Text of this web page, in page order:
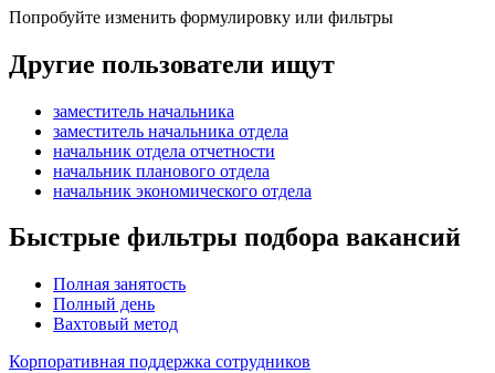
Попробуйте изменить формулировку или фильтры
Другие пользователи ищут
заместитель начальника
заместитель начальника отдела
начальник отдела отчетности
начальник планового отдела
начальник экономического отдела
Быстрые фильтры подбора вакансий
Полная занятость
Полный день
Вахтовый метод
Корпоративная поддержка сотрудников